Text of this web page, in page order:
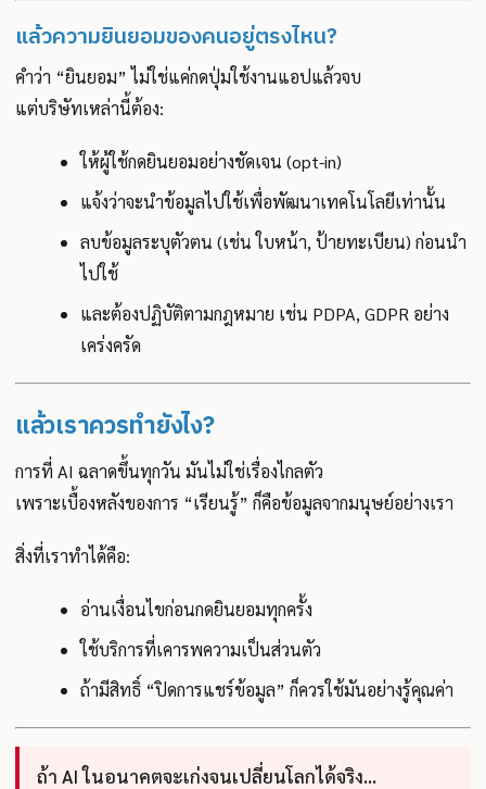
แล้วความยินยอมของคนอยู่ตรงไหน?
คำว่า “ยินยอม” ไม่ใช่แค่กดปุ่มใช้งานแอปแล้วจบ
แต่บริษัทเหล่านี้ต้อง:
ให้ผู้ใช้กดยินยอมอย่างชัดเจน (opt-in)
แจ้งว่าจะนำข้อมูลไปใช้เพื่อพัฒนาเทคโนโลยีเท่านั้น
ลบข้อมูลระบุตัวตน (เช่น ใบหน้า, ป้ายทะเบียน) ก่อนนำ
ไปใช้
และต้องปฏิบัติตามกฎหมาย เช่น PDPA, GDPR อย่าง
เคร่งครัด
แล้วเราควรทำยังไง?
การที่ AI ฉลาดขึ้นทุกวัน มันไม่ใช่เรื่องไกลตัว
เพราะเบื้องหลังของการ “เรียนรู้” ก็คือข้อมูลจากมนุษย์อย่างเรา
สิ่งที่เราทำได้คือ:
อ่านเงื่อนไขก่อนกดยินยอมทุกครั้ง
ใช้บริการที่เคารพความเป็นส่วนตัว
ถ้ามีสิทธิ์ “ปิดการแชร์ข้อมูล” ก็ควรใช้มันอย่างรู้คุณค่า
ถ้า AI ในอนาคตจะเก่งจนเปลี่ยนโลกได้จริง...